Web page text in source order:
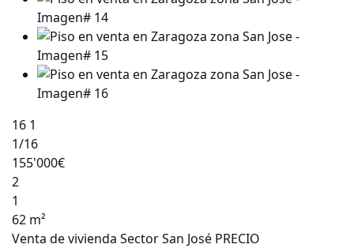
16 1
1/16
155'000€
2
1
62 m²
Venta de vivienda Sector San José PRECIO